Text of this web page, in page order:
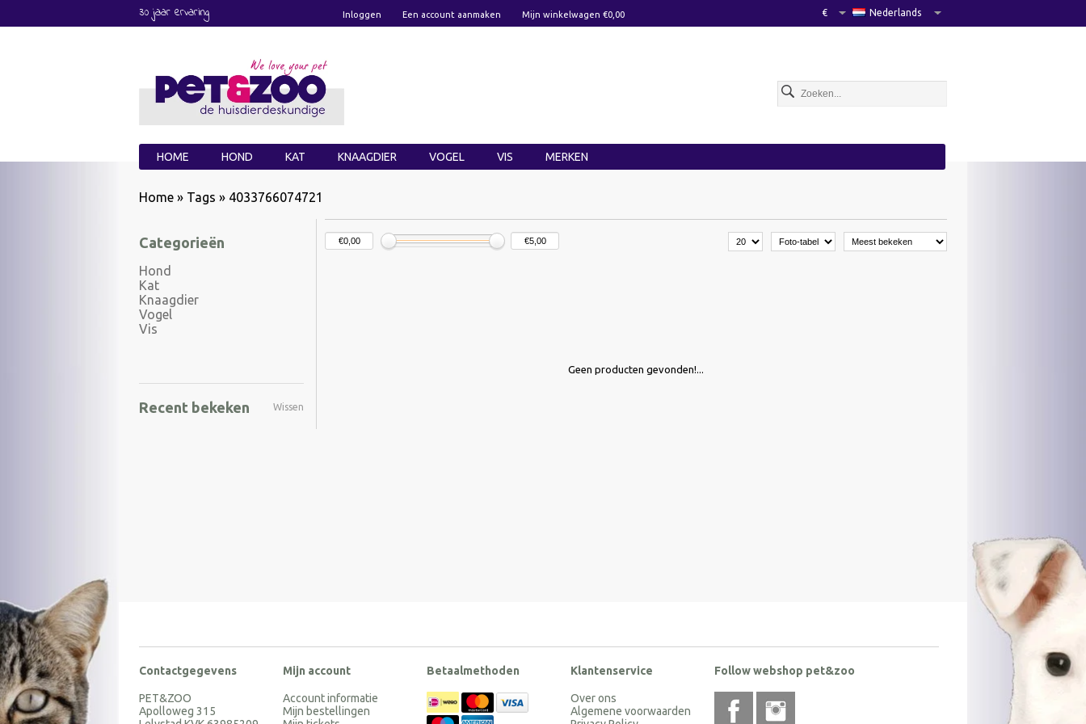
30 jaar ervaring Inloggen Een account aanmaken Mijn winkelwagen €0,00 Nederlands
€
HOME HOND KAT KNAAGDIER VOGEL VIS MERKEN
Home » Tags » 4033766074721
Categorieën
Hond
Kat
Knaagdier
Vogel
Vis
Recent bekeken Wissen
Geen producten gevonden!...
Contactgegevens
PET&ZOO
Apolloweg 315
Mijn account
Account informatie
Mijn bestellingen
Betaalmethoden Klantenservice
Over ons
Algemene voorwaarden
Follow webshop pet&zoo